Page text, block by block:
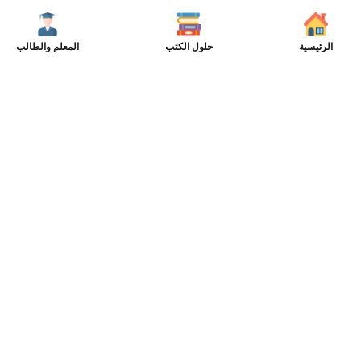
الرئيسية حلول الكتب المعلم والطالب